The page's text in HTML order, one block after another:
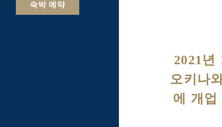
숙박 예약
2021년
오키나
에 개업